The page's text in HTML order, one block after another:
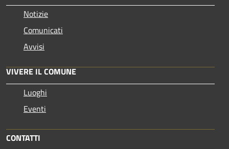
Notizie
Comunicati
Avvisi
VIVERE IL COMUNE
Luoghi
Eventi
CONTATTI